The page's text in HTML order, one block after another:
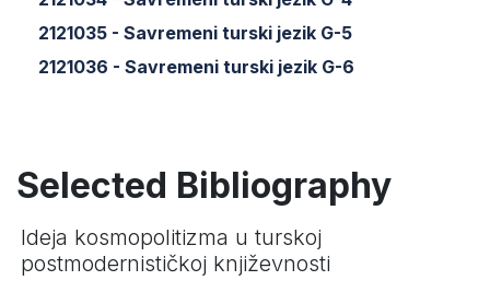
2121035 - Savremeni turski jezik G-5
2121036 - Savremeni turski jezik G-6
Selected Bibliography
Ideja kosmopolitizma u turskoj
postmodernističkoj književnosti